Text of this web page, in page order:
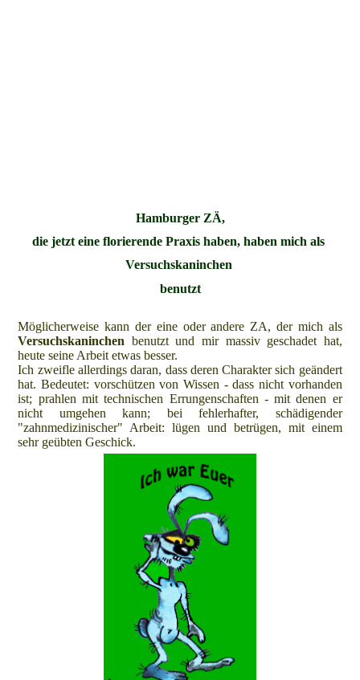
Hamburger ZÄ,
die jetzt eine florierende Praxis haben, haben mich als
Versuchskaninchen
benutzt
Möglicherweise kann der eine oder andere ZA, der mich als
Versuchskaninchen benutzt und mir massiv geschadet hat,
heute seine Arbeit etwas besser.
Ich zweifle allerdings daran, dass deren Charakter sich geändert
hat. Bedeutet: vorschützen von Wissen - dass nicht vorhanden
ist; prahlen mit technischen Errungenschaften - mit denen er
nicht umgehen kann; bei fehlerhafter, schädigender
"zahnmedizinischer" Arbeit: lügen und betrügen, mit einem
sehr geübten Geschick.